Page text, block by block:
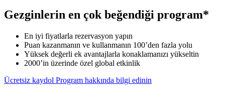
Gezginlerin en çok beğendiği program*
En iyi fiyatlarla rezervasyon yapın
Puan kazanmanın ve kullanmanın 100’den fazla yolu
Yüksek değerli ek avantajlarla konaklamanızı yükseltin
2000’in üzerinde özel global etkinlik
Ücretsiz kaydol Program hakkında bilgi edinin